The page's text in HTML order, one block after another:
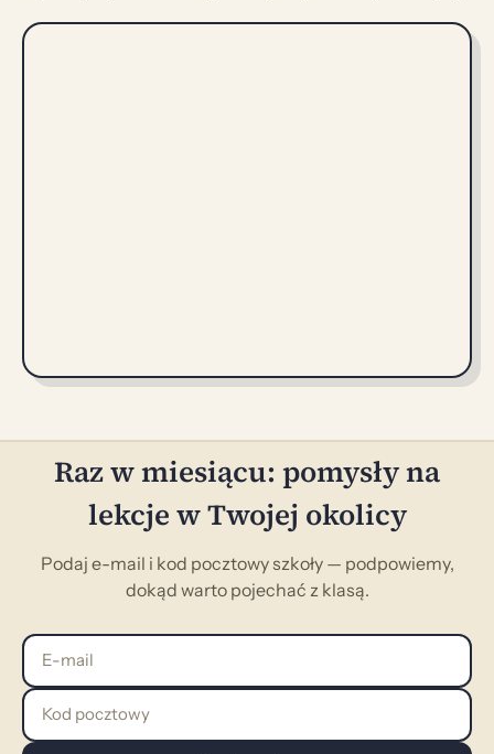
Raz w miesiącu: pomysły na
lekcje w Twojej okolicy
Podaj e-mail i kod pocztowy szkoły — podpowiemy,
dokąd warto pojechać z klasą.
E-mail
Kod pocztowy